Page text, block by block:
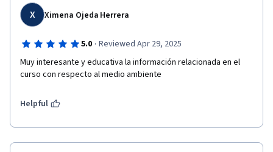
X Ximena Ojeda Herrera
5.0 · Reviewed Apr 29, 2025
Muy interesante y educativa la información relacionada en el
curso con respecto al medio ambiente
Helpful